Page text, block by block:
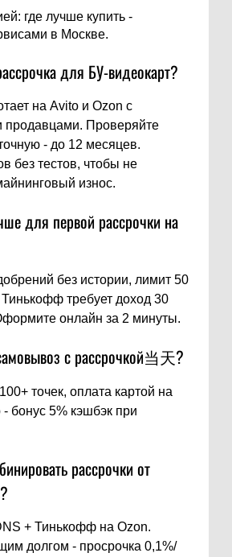
где лучше купить -
в Москве.
для БУ-видеокарт?
на Avito и Ozon с
продавцами. Проверяйте
- до 12 месяцев.
без тестов, чтобы не
износ.
для первой рассрочки на
без истории, лимит 50
Тинькофф требует доход 30
онлайн за 2 минуты.
с рассрочкой当天?
точек, оплата картой на
бонус 5% кэшбэк при
рассрочки от
+ Тинькофф на Ozon.
долгом - просрочка 0,1%/